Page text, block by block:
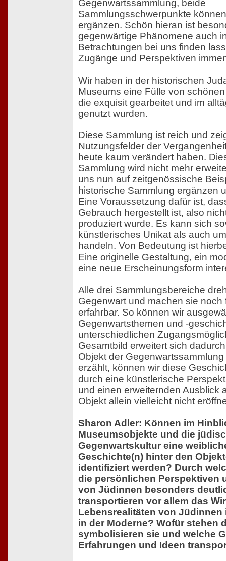
Gegenwartssammlung, beide
Sammlungsschwerpunkte
ergänzen. Schön hieran ist
gegenwärtige Phänomene auch
Betrachtungen bei uns finden
Zugänge und Perspektiven
Wir haben in der historischen
Museums eine Fülle von
die exquisit gearbeitet und im
genutzt wurden.
Diese Sammlung ist reich und
Nutzungsfelder der
heute kaum verändert haben.
Sammlung wird nicht mehr
uns nun auf zeitgenössische
historische Sammlung ergänzen
Eine Voraussetzung dafür ist,
Gebrauch hergestellt ist, also
produziert wurde. Es kann sich
künstlerisches Unikat als auch
handeln. Von Bedeutung ist
Eine originelle Gestaltung, ein
eine neue Erscheinungsform
Alle drei Sammlungsbereiche
Gegenwart und machen sie noch
erfahrbar. So können wir
Gegenwartsthemen und -
unterschiedlichen
Gesamtbild erweitert sich
Objekt der
erzählt, können wir diese
durch eine künstlerische
und einen erweiternden Ausblick
Objekt allein vielleicht nicht
Sharon Adler: Können im
Museumsobjekte und die
Gegenwartskultur eine
Geschichte(n) hinter den
identifiziert werden? Durch
die persönlichen Perspektiven
von Jüdinnen besonders
transportieren vor allem das
Lebensrealitäten von Jüdinnen
in der Moderne? Wofür stehen
symbolisieren sie und welche
Erfahrungen und Ideen